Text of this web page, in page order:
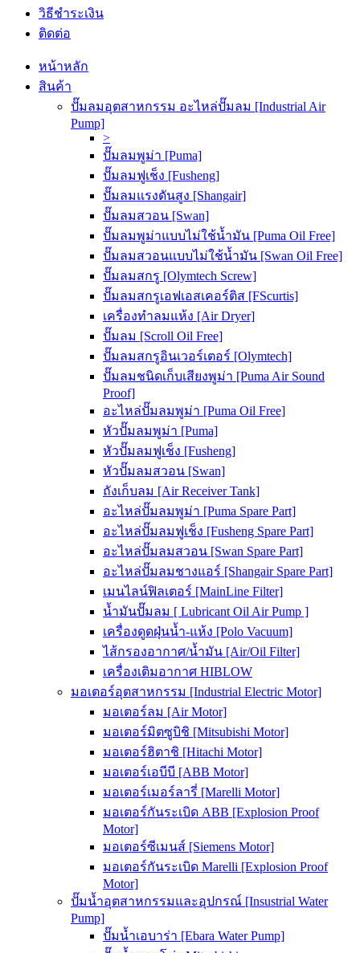
วิธีชำระเงิน
ติดต่อ
หน้าหลัก
สินค้า
ปั๊มลมอุตสาหกรรม อะไหล่ปั๊มลม [Industrial Air
Pump]
>
ปั๊มลมพูม่า [Puma]
ปั๊มลมฟูเช็ง [Fusheng]
ปั๊มลมแรงดันสูง [Shangair]
ปั๊มลมสวอน [Swan]
ปั๊มลมพูม่าแบบไม่ใช้น้ำมัน [Puma Oil Free]
ปั๊มลมสวอนแบบไม่ใช้น้ำมัน [Swan Oil Free]
ปั๊มลมสกรู [Olymtech Screw]
ปั๊มลมสกรูเอฟเอสเคอร์ติส [FScurtis]
เครื่องทำลมแห้ง [Air Dryer]
ปั๊มลม [Scroll Oil Free]
ปั๊มลมสกรูอินเวอร์เตอร์ [Olymtech]
ปั๊มลมชนิดเก็บเสียงพูม่า [Puma Air Sound
Proof]
อะไหล่ปั๊มลมพูม่า [Puma Oil Free]
หัวปั๊มลมพูม่า [Puma]
หัวปั๊มลมฟูเช็ง [Fusheng]
หัวปั๊มลมสวอน [Swan]
ถังเก็บลม [Air Receiver Tank]
อะไหล่ปั๊มลมพูม่า [Puma Spare Part]
อะไหล่ปั๊มลมฟูเช็ง [Fusheng Spare Part]
อะไหล่ปั๊มลมสวอน [Swan Spare Part]
อะไหล่ปั๊มลมชางแอร์ [Shangair Spare Part]
เมนไลน์ฟิลเตอร์ [MainLine Filter]
น้ำมันปั๊มลม [ Lubricant Oil Air Pump ]
เครื่องดูดฝุ่นน้ำ-แห้ง [Polo Vacuum]
ไส้กรองอากาศ/น้ำมัน [Air/Oil Filter]
เครื่องเติมอากาศ HIBLOW
มอเตอร์อุตสาหกรรม [Industrial Electric Motor]
มอเตอร์ลม [Air Motor]
มอเตอร์มิตซูบิชิ [Mitsubishi Motor]
มอเตอร์ฮิตาชิ [Hitachi Motor]
มอเตอร์เอบีบี [ABB Motor]
มอเตอร์เมอร์ลารี่ [Marelli Motor]
มอเตอร์กันระเบิด ABB [Explosion Proof
Motor]
มอเตอร์ซีเมนส์ [Siemens Motor]
มอเตอร์กันระเบิด Marelli [Explosion Proof
Motor]
ปั๊มน้ำอุตสาหกรรมและอุปกรณ์ [Insustrial Water
Pump]
ปั๊มน้ำเอบาร่า [Ebara Water Pump]